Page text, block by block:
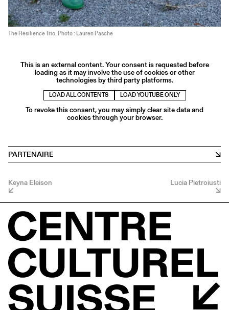
The Resilience Trio. Photo : Lauren Pasche
This is an external content. Your consent is requested before
loading as it may involve the use of cookies or other
technologies by third party platforms.
LOAD ALL CONTENTS LOAD YOUTUBE ONLY
To revoke this consent, you may simply clear site data and
cookies through your browser.
PARTENAIRE
Keyna Eleison Lucia Pietroiusti